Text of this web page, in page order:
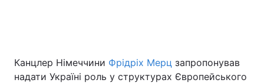
Канцлер Німеччини Фрідріх Мерц запропонував
надати Україні роль у структурах Європейського